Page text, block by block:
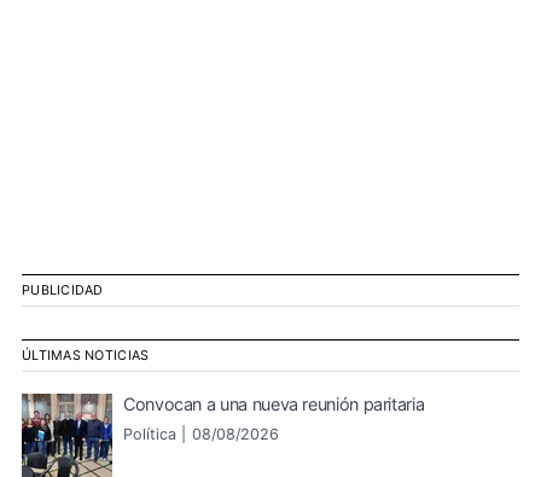
PUBLICIDAD
ÚLTIMAS NOTICIAS
Convocan a una nueva reunión paritaria
Política | 08/08/2026